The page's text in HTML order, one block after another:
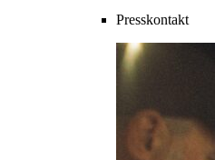
Presskontakt